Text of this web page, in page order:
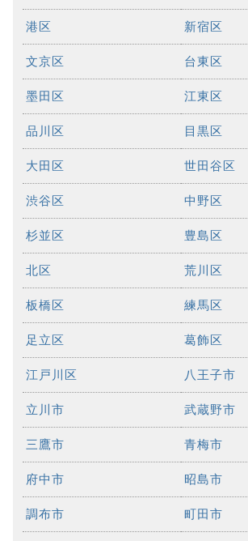
港区 新宿区
文京区 台東区
墨田区 江東区
品川区 目黒区
大田区 世田谷区
渋谷区 中野区
杉並区 豊島区
北区 荒川区
板橋区 練馬区
足立区 葛飾区
江戸川区 八王子市
立川市 武蔵野市
三鷹市 青梅市
府中市 昭島市
調布市 町田市